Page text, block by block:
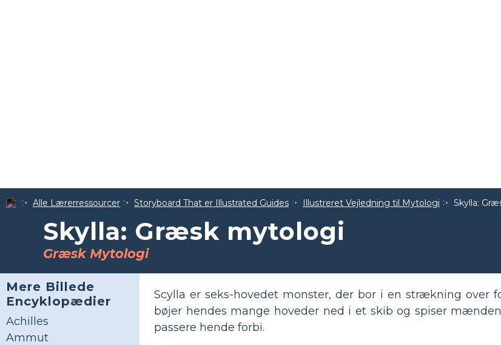
Alle Lærerressourcer Storyboard That er Illustrated Guides Illustreret Vejledning til Mytologi Skylla:
Skylla: Græsk mytologi
Græsk Mytologi
Mere Billede
Encyklopædier
Achilles
Ammut
Scylla er seks-hovedet monster, der bor i en strækning over
bøjer hendes mange hoveder ned i et skib og spiser
passere hende forbi.